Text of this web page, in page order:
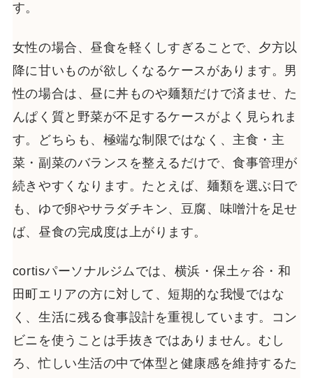
す。
女性の場合、昼食を軽くしすぎることで、夕方以
降に甘いものが欲しくなるケースがあります。男
性の場合は、昼に丼ものや麺類だけで済ませ、た
んぱく質と野菜が不足するケースがよく見られま
す。どちらも、極端な制限ではなく、主食・主
菜・副菜のバランスを整えるだけで、食事管理が
続きやすくなります。たとえば、麺類を選ぶ日で
も、ゆで卵やサラダチキン、豆腐、味噌汁を足せ
ば、昼食の完成度は上がります。
cortisパーソナルジムでは、横浜・保土ヶ谷・和
田町エリアの方に対して、短期的な我慢ではな
く、生活に残る食事設計を重視しています。コン
ビニを使うことは手抜きではありません。むし
ろ、忙しい生活の中で体型と健康感を維持するた